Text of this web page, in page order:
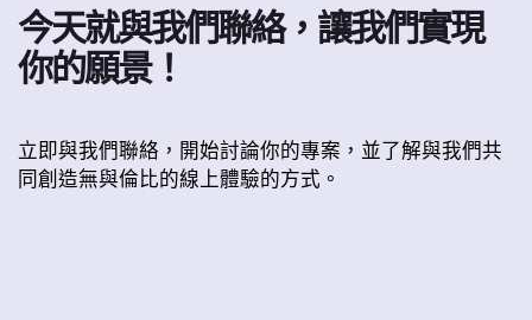
今天就與我們聯絡，讓我們實現
你的願景！
立即與我們聯絡，開始討論你的專案，並了解與我們共
同創造無與倫比的線上體驗的方式。